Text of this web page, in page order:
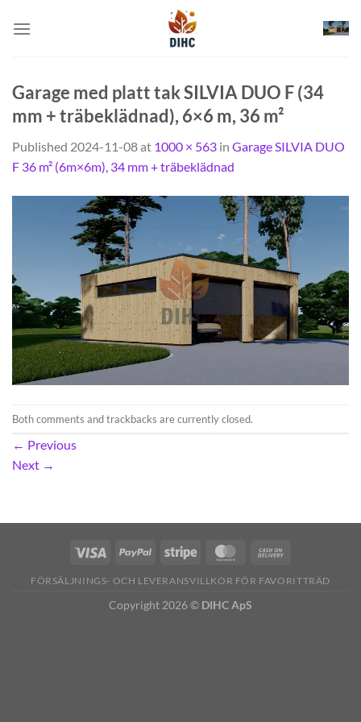
Garage med platt tak SILVIA DUO F (34
mm + träbeklädnad), 6×6 m, 36 m²
Published 2024-11-08at 1000 × 563 in Garage SILVIA DUO
F 36 m² (6m×6m), 34 mm + träbeklädnad
Both comments and trackbacks are currently closed.
← Previous
Next →
FÖRSÄLJNINGS- OCH LEVERANSVILLKOR FÖR FAVORITTRÄD
Copyright 2026 © DIHC ApS